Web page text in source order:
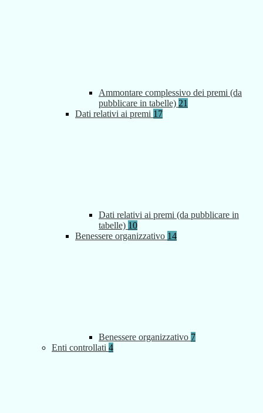
Ammontare complessivo dei premi (da
pubblicare in tabelle) 21
Dati relativi ai premi 17
Dati relativi ai premi (da pubblicare in
tabelle) 10
Benessere organizzativo 14
Benessere organizzativo 7
Enti controllati 4